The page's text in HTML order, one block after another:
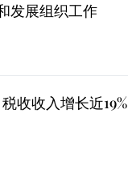
发展组织工作
收收入增长近19%